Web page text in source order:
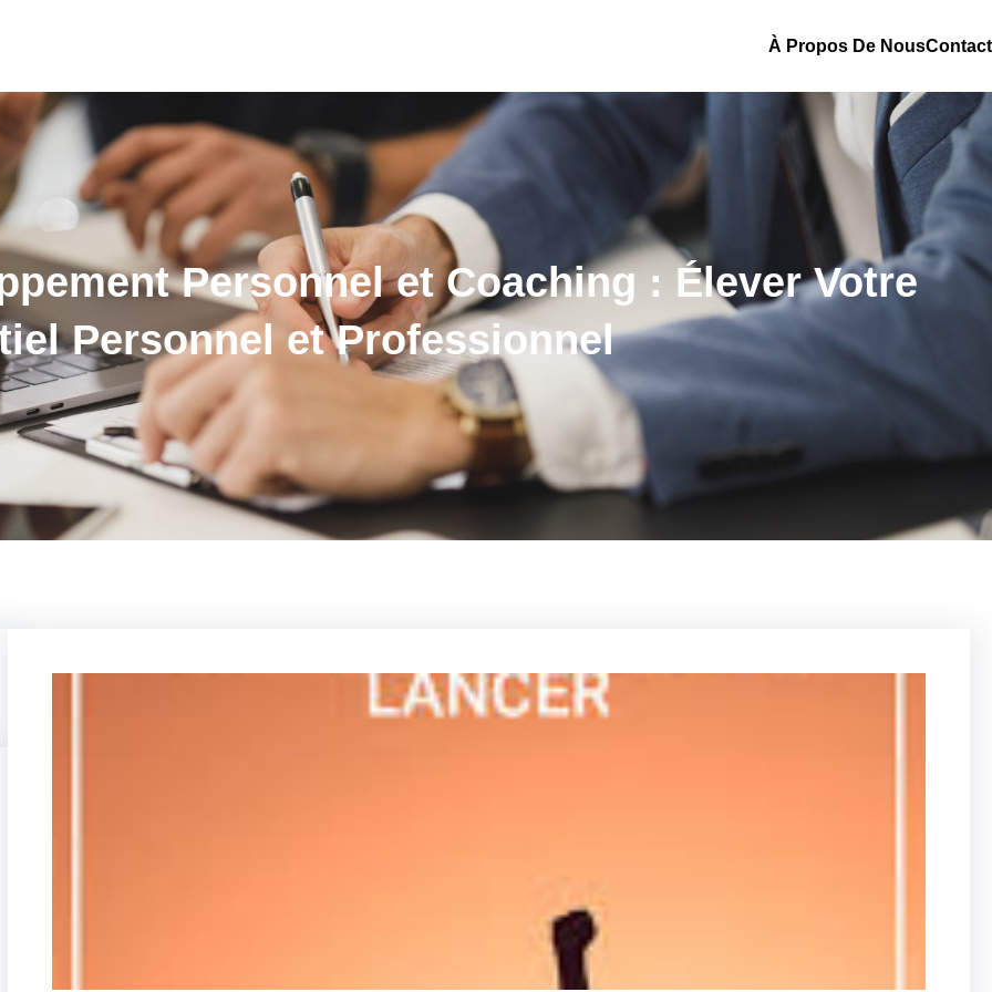
À Propos De NousContact
Personnel et Coaching : Élever Votre
Personnel et Professionnel